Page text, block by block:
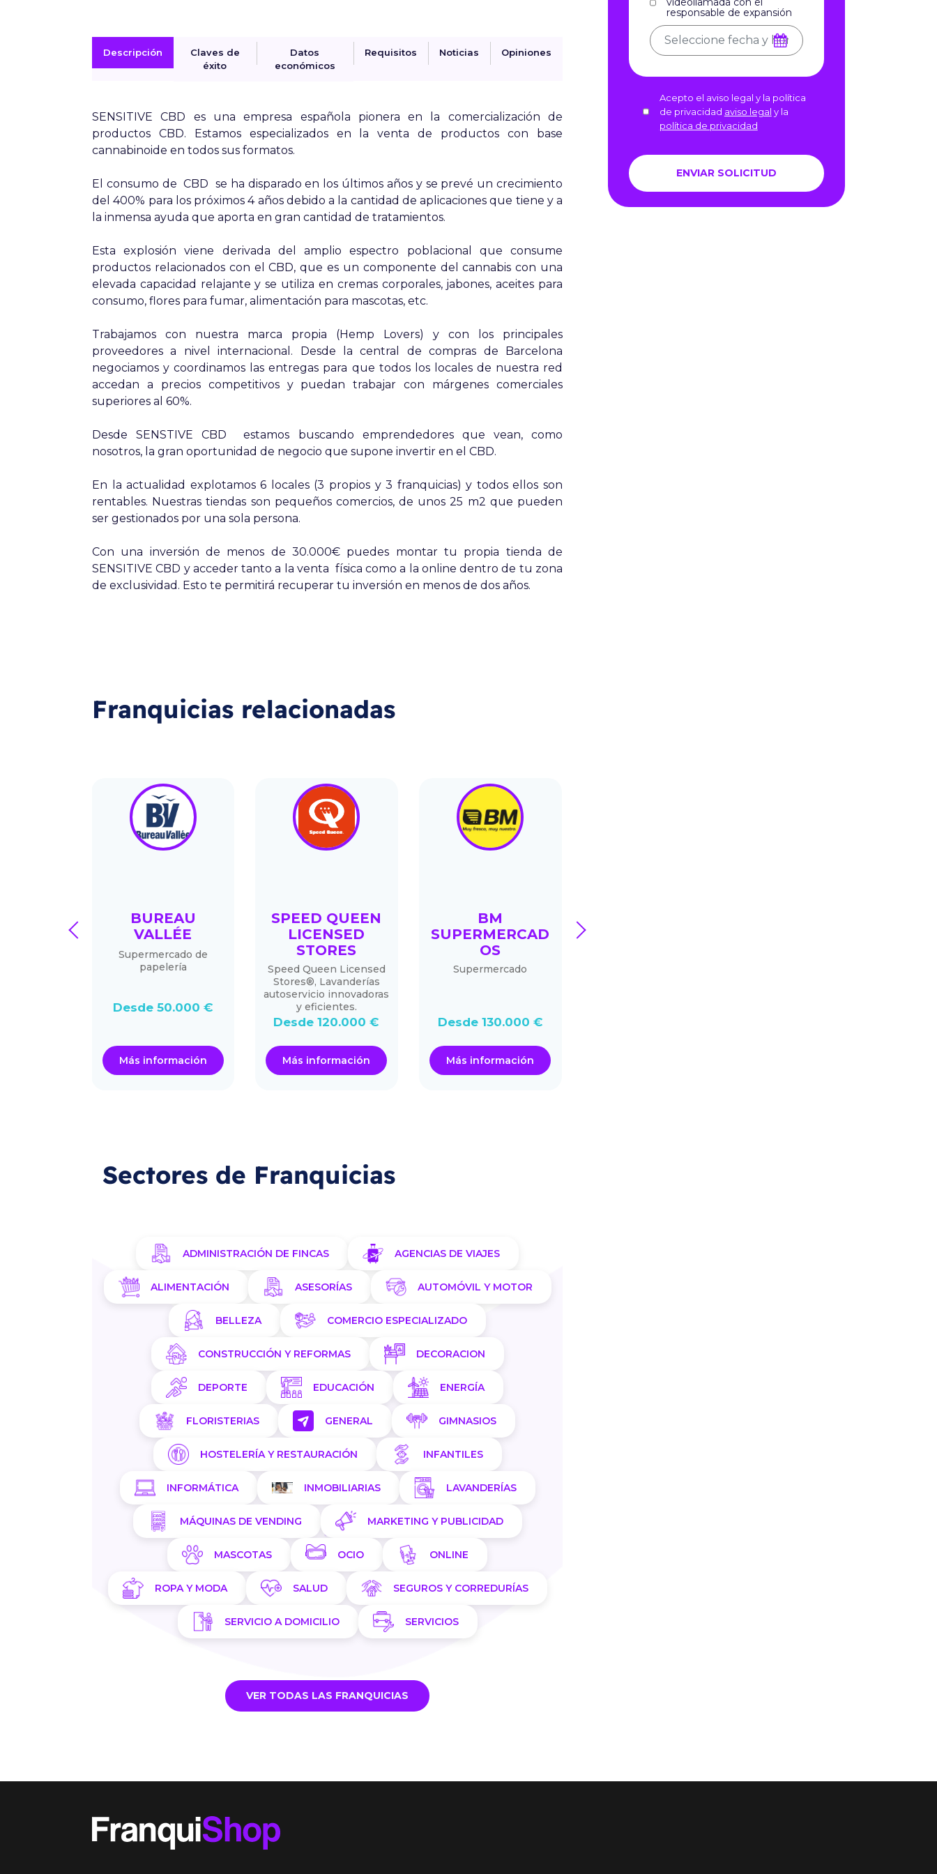
Descripción
Claves de
éxito
Datos
económicos
Requisitos Noticias Opiniones
SENSITIVE CBD es una empresa española pionera en la comercialización de
productos CBD. Estamos especializados en la venta de productos con base
cannabinoide en todos sus formatos.
El consumo de CBD se ha disparado en los últimos años y se prevé un crecimiento
del 400% para los próximos 4 años debido a la cantidad de aplicaciones que tiene y a
la inmensa ayuda que aporta en gran cantidad de tratamientos.
Esta explosión viene derivada del amplio espectro poblacional que consume
productos relacionados con el CBD, que es un componente del cannabis con una
elevada capacidad relajante y se utiliza en cremas corporales, jabones, aceites para
consumo, flores para fumar, alimentación para mascotas, etc.
Trabajamos con nuestra marca propia (Hemp Lovers) y con los principales
proveedores a nivel internacional. Desde la central de compras de Barcelona
negociamos y coordinamos las entregas para que todos los locales de nuestra red
accedan a precios competitivos y puedan trabajar con márgenes comerciales
superiores al 60%.
Desde SENSTIVE CBD estamos buscando emprendedores que vean, como
nosotros, la gran oportunidad de negocio que supone invertir en el CBD.
En la actualidad explotamos 6 locales (3 propios y 3 franquicias) y todos ellos son
rentables. Nuestras tiendas son pequeños comercios, de unos 25 m2 que pueden
ser gestionados por una sola persona.
Con una inversión de menos de 30.000€ puedes montar tu propia tienda de
SENSITIVE CBD y acceder tanto a la venta física como a la online dentro de tu zona
de exclusividad. Esto te permitirá recuperar tu inversión en menos de dos años.
Franquicias relacionadas
BUREAU
VALLÉE
Supermercado de
papelería
Desde 50.000 €
Más información
SPEED QUEEN
LICENSED
STORES
Speed Queen Licensed
Stores®, Lavanderías
autoservicio innovadoras
y eficientes.
Desde 120.000 €
Más información
BM
SUPERMERCAD
OS
Supermercado
Desde 130.000 €
Más información
prev next
Sectores de Franquicias
ADMINISTRACIÓN DE FINCAS AGENCIAS DE VIAJES
ALIMENTACIÓN ASESORÍAS AUTOMÓVIL Y MOTOR
BELLEZA COMERCIO ESPECIALIZADO
CONSTRUCCIÓN Y REFORMAS DECORACION
DEPORTE EDUCACIÓN ENERGÍA
FLORISTERIAS GENERAL GIMNASIOS
HOSTELERÍA Y RESTAURACIÓN INFANTILES
INFORMÁTICA INMOBILIARIAS LAVANDERÍAS
MÁQUINAS DE VENDING MARKETING Y PUBLICIDAD
MASCOTAS OCIO ONLINE
ROPA Y MODA SALUD SEGUROS Y CORREDURÍAS
SERVICIO A DOMICILIO SERVICIOS
VER TODAS LAS FRANQUICIAS
responsable de expansión
Acepto el aviso legal y la política
de privacidad aviso legal y la
política de privacidad